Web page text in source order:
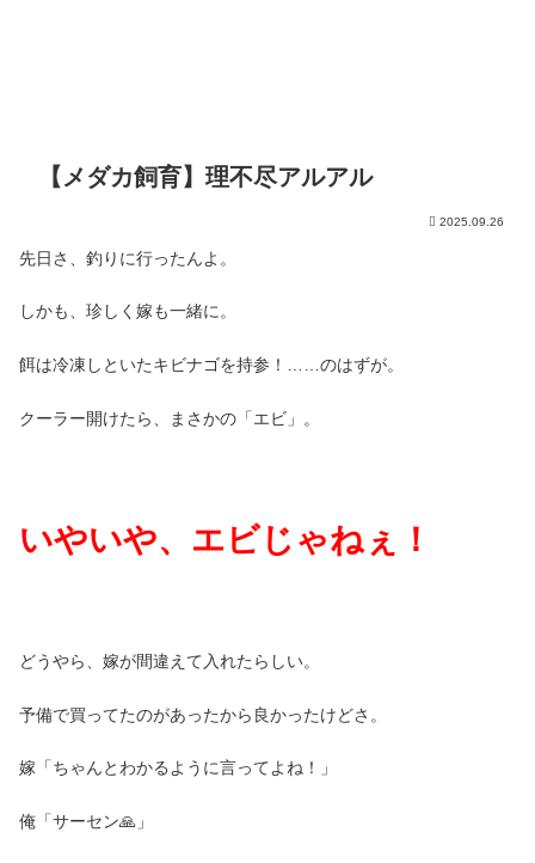
【メダカ飼育】理不尽アルアル
2025.09.26
先日さ、釣りに行ったんよ。
しかも、珍しく嫁も一緒に。
餌は冷凍しといたキビナゴを持参！……のはずが。
クーラー開けたら、まさかの「エビ」。
いやいや、エビじゃねぇ！
どうやら、嫁が間違えて入れたらしい。
予備で買ってたのがあったから良かったけどさ。
嫁「ちゃんとわかるように言ってよね！」
俺「サーセン🙏」